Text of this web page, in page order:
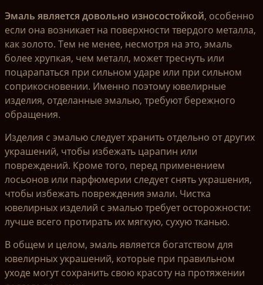
Эмаль является довольно износостойкой, особенно
если она возникает на поверхности твердого металла,
как золото. Тем не менее, несмотря на это, эмаль
более хрупкая, чем металл, может треснуть или
поцарапаться при сильном ударе или при сильном
соприкосновении. Именно поэтому ювелирные
изделия, отделанные эмалью, требуют бережного
обращения.
Изделия с эмалью следует хранить отдельно от других
украшений, чтобы избежать царапин или
повреждений. Кроме того, перед применением
лосьонов или парфюмерии следует снять украшения,
чтобы избежать повреждения эмали. Чистка
ювелирных изделий с эмалью требует осторожности:
лучше всего протирать их мягкую, сухую тканью.
В общем и целом, эмаль является богатством для
ювелирных украшений, которые при правильном
уходе могут сохранить свою красоту на протяжении